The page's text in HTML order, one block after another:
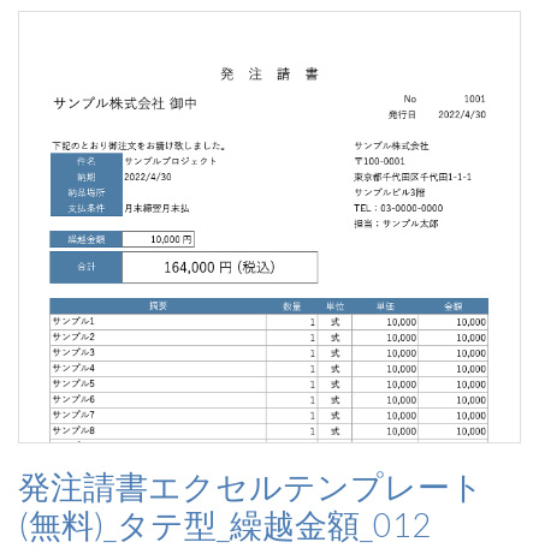
発注請書エクセルテンプレート
(無料)_タテ型_繰越金額_012